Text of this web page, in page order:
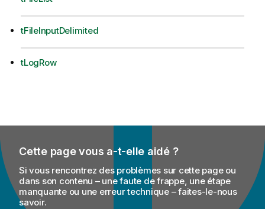
tFileInputDelimited
tLogRow
Cette page vous a-t-elle aidé ?
Si vous rencontrez des problèmes sur cette page ou
dans son contenu – une faute de frappe, une étape
manquante ou une erreur technique – faites-le-nous
savoir.